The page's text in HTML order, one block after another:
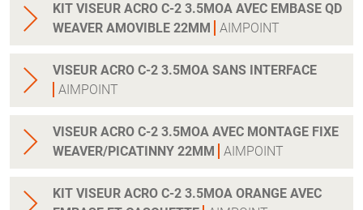
KIT VISEUR ACRO C-2 3.5MOA AVEC EMBASE QD
WEAVER AMOVIBLE 22MM
AIMPOINT
VISEUR ACRO C-2 3.5MOA SANS INTERFACE
AIMPOINT
VISEUR ACRO C-2 3.5MOA AVEC MONTAGE FIXE
WEAVER/PICATINNY 22MM
AIMPOINT
KIT VISEUR ACRO C-2 3.5MOA ORANGE AVEC